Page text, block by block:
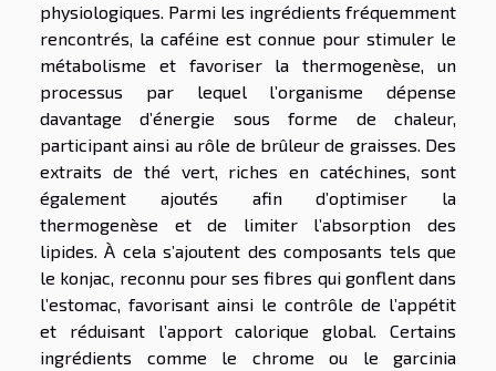
physiologiques. Parmi les ingrédients fréquemment
rencontrés, la caféine est connue pour stimuler le
métabolisme et favoriser la thermogenèse, un
processus par lequel l’organisme dépense
davantage d’énergie sous forme de chaleur,
participant ainsi au rôle de brûleur de graisses. Des
extraits de thé vert, riches en catéchines, sont
également ajoutés afin d’optimiser la
thermogenèse et de limiter l’absorption des
lipides. À cela s’ajoutent des composants tels que
le konjac, reconnu pour ses fibres qui gonflent dans
l’estomac, favorisant ainsi le contrôle de l’appétit
et réduisant l’apport calorique global. Certains
ingrédients comme le chrome ou le garcinia